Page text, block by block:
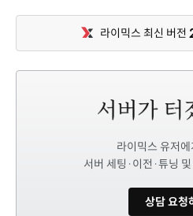
라이믹스 최신 버전
라이믹스 유저
서버 세팅·이전·튜닝
상담 요청